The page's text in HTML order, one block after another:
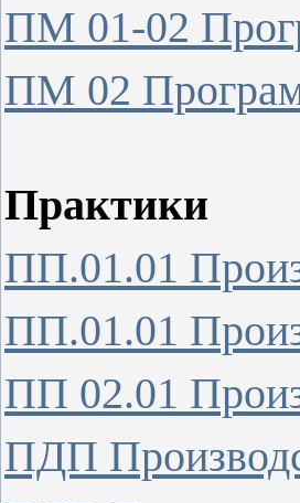
ПМ 01-02
ПМ 02
Практики
ПП.01.01
ПП.01.01
ПП 02.01
ПДП